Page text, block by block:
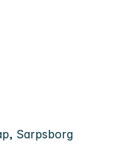
Sarpsborg